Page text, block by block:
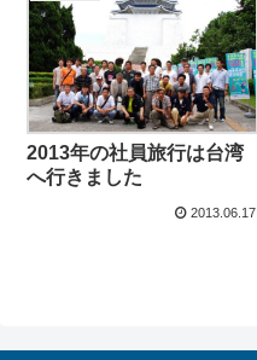
2013年の社員旅行は台湾
へ行きました
2013.06.17